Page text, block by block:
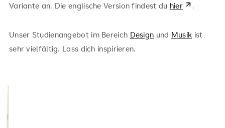
Variante an. Die englische Version findest du hier .
Unser Studienangebot im Bereich Design und Musik ist
sehr vielfältig. Lass dich inspirieren.